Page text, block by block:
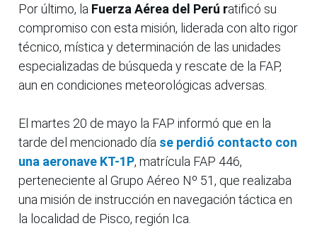
Por último, la Fuerza Aérea del Perú ratificó su
compromiso con esta misión, liderada con alto rigor
técnico, mística y determinación de las unidades
especializadas de búsqueda y rescate de la FAP,
aun en condiciones meteorológicas adversas.
El martes 20 de mayo la FAP informó que en la
tarde del mencionado día se perdió contacto con
una aeronave KT-1P, matrícula FAP 446,
perteneciente al Grupo Aéreo Nº 51, que realizaba
una misión de instrucción en navegación táctica en
la localidad de Pisco, región Ica.